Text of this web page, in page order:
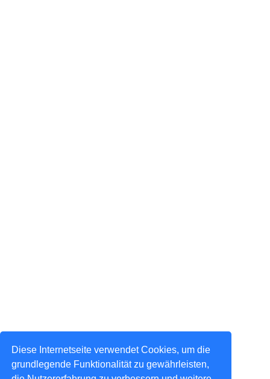
Diese Internetseite verwendet Cookies, um die
grundlegende Funktionalität zu gewährleisten,